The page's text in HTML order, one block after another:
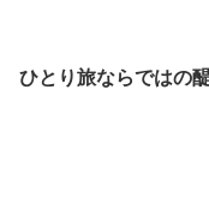
ひとり旅ならではの